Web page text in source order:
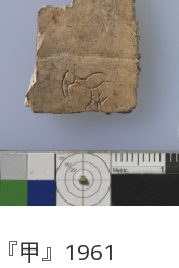
甲』1961